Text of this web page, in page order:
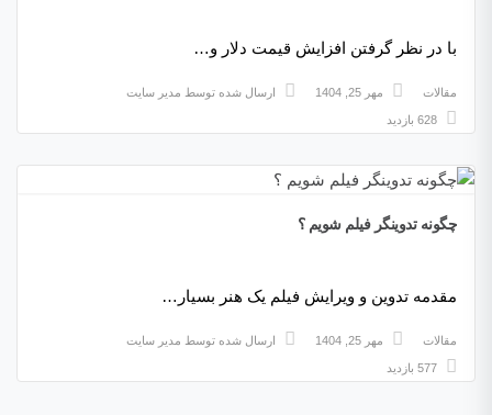
با در نظر گرفتن افزایش قیمت دلار و…
مقالات مهر 25, 1404 ارسال شده توسط مدیر سایت
چگونه تدوینگر فیلم شویم ؟
مقدمه تدوین و ویرایش فیلم یک هنر بسیار…
مقالات مهر 25, 1404 ارسال شده توسط مدیر سایت